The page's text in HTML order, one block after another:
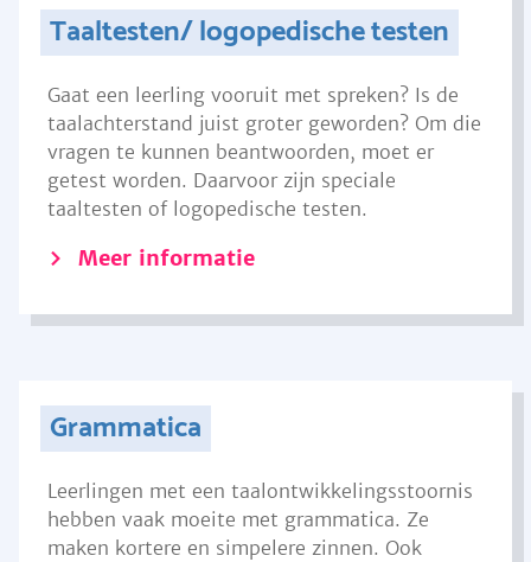
Taaltesten/ logopedische testen
Gaat een leerling vooruit met spreken? Is de
taalachterstand juist groter geworden? Om die
vragen te kunnen beantwoorden, moet er
getest worden. Daarvoor zijn speciale
taaltesten of logopedische testen.
Meer informatie
Grammatica
Leerlingen met een taalontwikkelingsstoornis
hebben vaak moeite met grammatica. Ze
maken kortere en simpelere zinnen. Ook